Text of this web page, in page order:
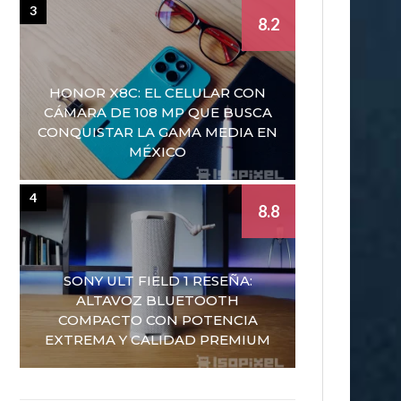
HONOR X8C: EL CELULAR CON
CÁMARA DE 108 MP QUE BUSCA
CONQUISTAR LA GAMA MEDIA EN
MÉXICO
8.2
3
SONY ULT FIELD 1 RESEÑA:
ALTAVOZ BLUETOOTH
COMPACTO CON POTENCIA
EXTREMA Y CALIDAD PREMIUM
8.8
4